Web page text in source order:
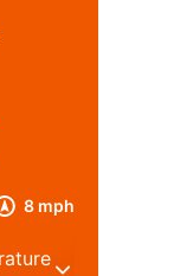
8 mph